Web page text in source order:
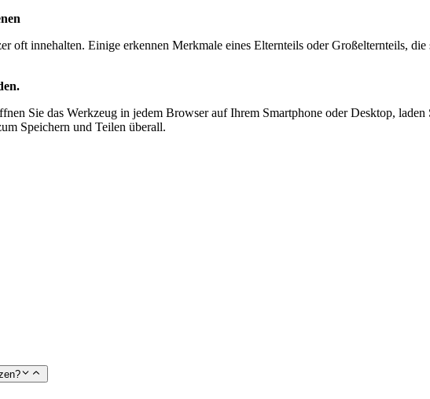
oft innehalten. Einige erkennen Merkmale eines Elternteils oder Großelternteils,
Sie das Werkzeug in jedem Browser auf Ihrem Smartphone oder Desktop,
Speichern und Teilen überall.